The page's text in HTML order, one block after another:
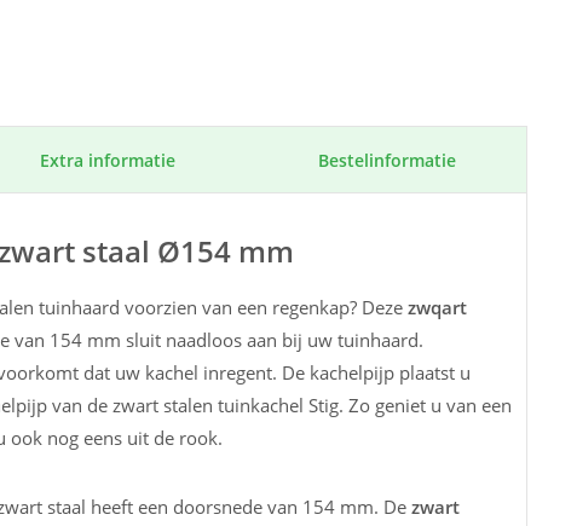
Extra informatie Bestel­informatie
staal Ø154 mm
tuinhaard voorzien van een regenkap? Deze zwqart
van 154 mm sluit naadloos aan bij uw tuinhaard.
dat uw kachel inregent. De kachelpijp plaatst u
van de zwart stalen tuinkachel Stig. Zo geniet u van een
ook nog eens uit de rook.
staal heeft een doorsnede van 154 mm. De zwart